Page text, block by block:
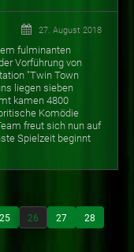
27. August 2018
fulminanten
Vorführung von
"Twin Town
liegen sieben
kamen 4800
Komödie
freut sich nun auf
Spielzeit beginnt
25 26 27 28